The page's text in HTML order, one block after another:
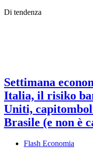
Di tendenza
Settimana
Italia, il risiko
Uniti,
Brasile (e non è
Flash Economia